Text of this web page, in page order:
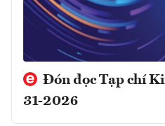
Đón đọc Tạp chí
31-2026